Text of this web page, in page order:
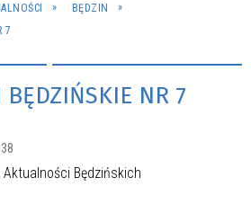
BĘDZIN
7
BĘDZIŃSKIE NR 7